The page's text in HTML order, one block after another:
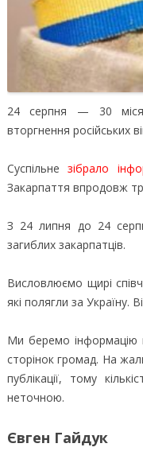
24 серпня — 30
вторгнення російських
Суспільнезібрало
Закарпаття впродовж
З 24 липня до 24
загиблих закарпатців.
Висловлюємо щирі
які полягли за Україну.
Ми беремо інформацію
сторінок громад. На
публікації, тому
неточною.
Євген Гайдук